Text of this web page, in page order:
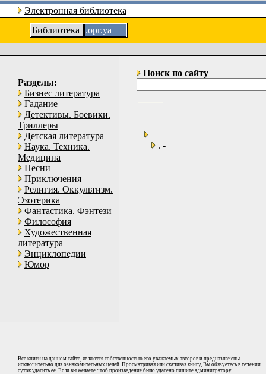
Электронная библиотека
Библиотека
.орг.уа
Разделы:
Бизнес литература
Гадание
Детективы. Боевики.
Триллеры
Детская литература
Наука. Техника.
Медицина
Песни
Приключения
Религия. Оккультизм.
Эзотерика
Фантастика. Фэнтези
Философия
Художественная
литература
Энциклопедии
Юмор
Поиск по сайту
. -
Все книги на данном сайте, являются собственностью его уважаемых авторов и предназначены
исключительно для ознакомительных целей. Просматривая или скачивая книгу, Вы обязуетесь в течении
суток удалить ее. Если вы желаете чтоб произведение было удалено пишите админитратору